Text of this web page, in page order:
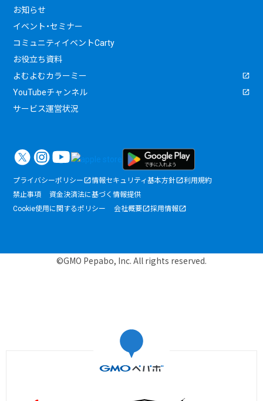
お知らせ
イベント・セミナー
コミュニティイベントCarty
お役立ち資料
よむよむカラーミー
YouTubeチャンネル
サービス運営状況
プライバシーポリシー 情報セキュリティ基本方針
利用規約
禁止事項
資金決済法に基づく情報提供
Cookie使用に関するポリシー
会社概要 採用情報
©GMO Pepabo, Inc. All rights reserved.